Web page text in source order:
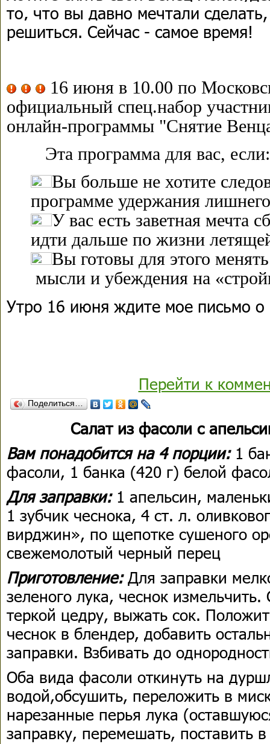
то, что вы давно мечтали
решиться. Сейчас - самое время!
16 июня в 10.00 по
официальный спец.набор
онлайн-программы "Снятие
Эта программа для вас, если:
Вы больше не хотите
программе удержания
У вас есть заветная мечта
идти дальше по жизни
Вы готовы для этого
мысли и убеждения на
Утро 16 июня ждите мое письмо о
Перейти к
Поделиться…
Салат из фасоли с
Вам понадобится на 4 порции: 1
фасоли, 1 банка (420 г) белой
Для заправки:1 апельсин,
1 зубчик чеснока, 4 ст. л.
вирджин», по щепотке сушеного
свежемолотый черный перец
Приготовление:Для заправки
зеленого лука, чеснок измельчить.
теркой цедру, выжать сок.
чеснок в блендер, добавить
заправки. Взбивать до
Оба вида фасоли откинуть на
водой,обсушить, переложить в
нарезанные перья лука
заправку, перемешать, поставить